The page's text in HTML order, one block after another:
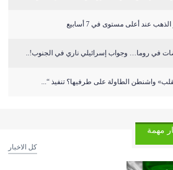
عند أعلى مستوى في 7 أسابيع
في روما… وجواب إسرائيلي ناري في الجنوب!..
واشنطن الطاولة على طرفيها؟ تنفيذ “...
مهمة
كل الاخبار